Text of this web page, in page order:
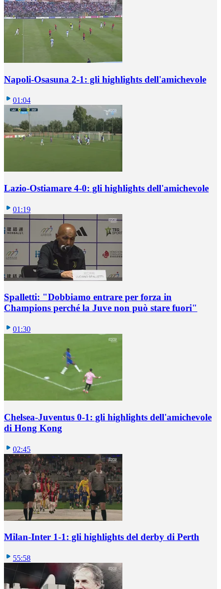
Napoli-Osasuna 2-1: gli highlights dell'amichevole
01:04
Lazio-Ostiamare 4-0: gli highlights dell'amichevole
01:19
Spalletti: "Dobbiamo entrare per forza in
Champions perché la Juve non può stare fuori"
01:30
Chelsea-Juventus 0-1: gli highlights dell'amichevole
di Hong Kong
02:45
Milan-Inter 1-1: gli highlights del derby di Perth
55:58